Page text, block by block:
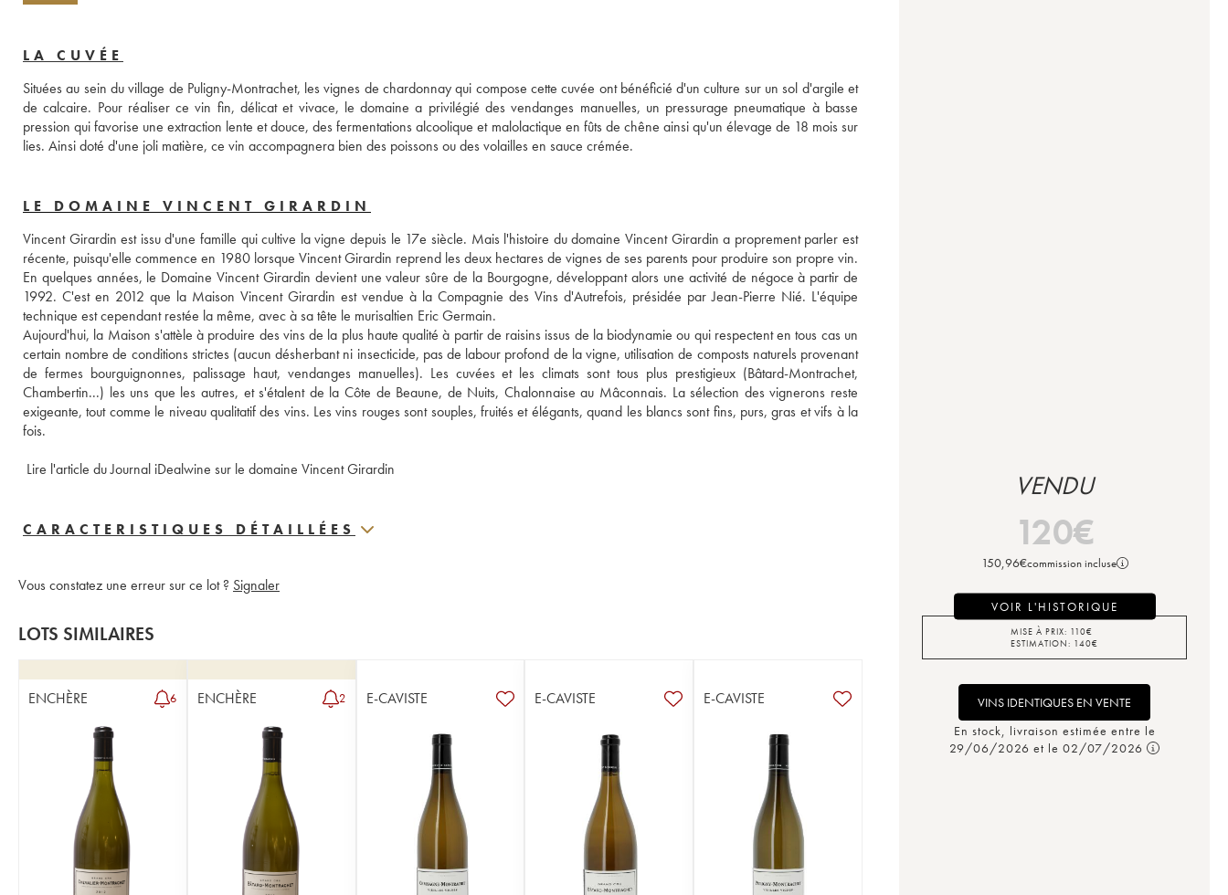
LA CUVÉE
Situées au sein du village de Puligny-Montrachet, les vignes de chardonnay qui compose cette cuvée ont bénéficié d'un culture sur un sol d'argile et
de calcaire. Pour réaliser ce vin fin, délicat et vivace, le domaine a privilégié des vendanges manuelles, un pressurage pneumatique à basse
pression qui favorise une extraction lente et douce, des fermentations alcoolique et malolactique en fûts de chêne ainsi qu'un élevage de 18 mois sur
lies. Ainsi doté d'une joli matière, ce vin accompagnera bien des poissons ou des volailles en sauce crémée.
LE DOMAINE VINCENT GIRARDIN
Vincent Girardin est issu d'une famille qui cultive la vigne depuis le 17e siècle. Mais l'histoire du domaine Vincent Girardin a proprement parler est
récente, puisqu'elle commence en 1980 lorsque Vincent Girardin reprend les deux hectares de vignes de ses parents pour produire son propre vin.
En quelques années, le Domaine Vincent Girardin devient une valeur sûre de la Bourgogne, développant alors une activité de négoce à partir de
1992. C'est en 2012 que la Maison Vincent Girardin est vendue à la Compagnie des Vins d'Autrefois, présidée par Jean-Pierre Nié. L'équipe
technique est cependant restée la même, avec à sa tête le murisaltien Eric Germain.
Aujourd'hui, la Maison s'attèle à produire des vins de la plus haute qualité à partir de raisins issus de la biodynamie ou qui respectent en tous cas un
certain nombre de conditions strictes (aucun désherbant ni insecticide, pas de labour profond de la vigne, utilisation de composts naturels provenant
de fermes bourguignonnes, palissage haut, vendanges manuelles). Les cuvées et les climats sont tous plus prestigieux (Bâtard-Montrachet,
Chambertin...) les uns que les autres, et s'étalent de la Côte de Beaune, de Nuits, Chalonnaise au Mâconnais. La sélection des vignerons reste
exigeante, tout comme le niveau qualitatif des vins. Les vins rouges sont souples, fruités et élégants, quand les blancs sont fins, purs, gras et vifs à la
fois.
Lire l'article du Journal iDealwine sur le domaine Vincent Girardin
CARACTERISTIQUES DÉTAILLÉES
Vous constatez une erreur sur ce lot ? Signaler
LOTS SIMILAIRES
ENCHÈRE 6 ENCHÈRE 2 E-CAVISTE E-CAVISTE E-CAVISTE
VENDU
120€
150,96€commission incluse
VOIR L'HISTORIQUE
MISE À PRIX: 110€
ESTIMATION: 140€
VINS IDENTIQUES EN VENTE
En stock, livraison estimée entre le
29/06/2026 et le 02/07/2026